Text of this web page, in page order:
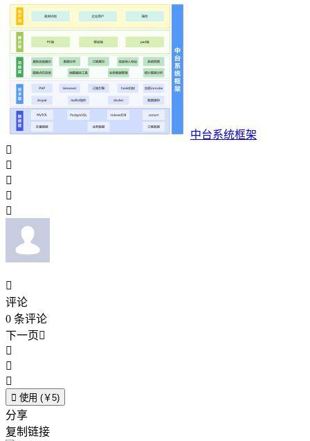
中台系统框架






评论
0 条评论
下一页



 使用 (￥5)
分享
复制链接